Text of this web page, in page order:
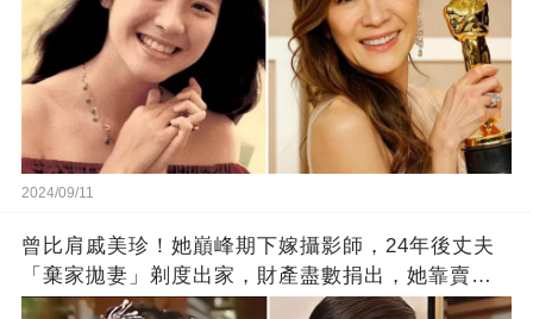
2024/09/11
曾比肩戚美珍！她巔峰期下嫁攝影師，24年後丈夫
「棄家拋妻」剃度出家，財產盡數捐出，她靠賣保
險維生，如今過得怎樣